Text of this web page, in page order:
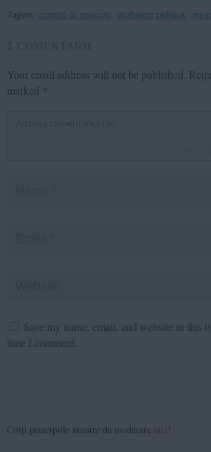
Taguri: centrul de proiecte dezbatere publica
Your email address will not be published.
marked *
Save my name, email, and website in this
time I comment.
Citiți principiile noastre de moderare aici !